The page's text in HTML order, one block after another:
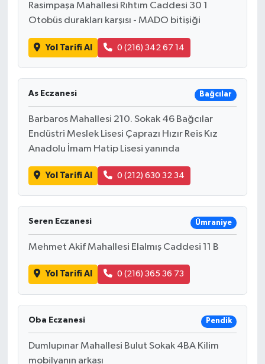
Rasimpaşa Mahallesi Rıhtım Caddesi 30 1
Otobüs durakları karşısı - MADO bitişiği
Yol Tarifi Al 0 (216) 342 67 14
As Eczanesi Bağcılar
Barbaros Mahallesi 210. Sokak 46 Bağcılar
Endüstri Meslek Lisesi Çaprazı Hızır Reis Kız
Anadolu İmam Hatip Lisesi yanında
Yol Tarifi Al 0 (212) 630 32 34
Seren Eczanesi Ümraniye
Mehmet Akif Mahallesi Elalmış Caddesi 11 B
Yol Tarifi Al 0 (216) 365 36 73
Oba Eczanesi Pendik
Dumlupınar Mahallesi Bulut Sokak 4BA Kilim
mobilyanın arkası